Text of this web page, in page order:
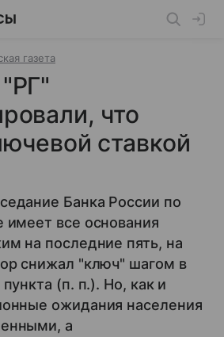
газета
что
ставкой
Банка России по
имеет все основания
на последние пять, на
снижал "ключ" шагом в
(п. п.). Но, как и
ожидания населения
а